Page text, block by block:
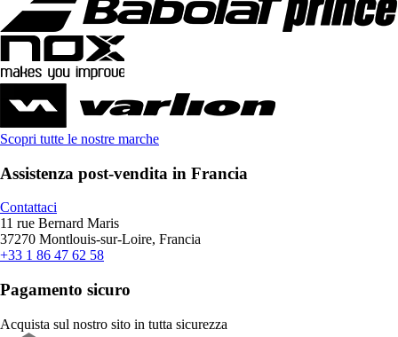
Scopri tutte le nostre marche
Assistenza post-vendita in Francia
Contattaci
11 rue Bernard Maris
37270 Montlouis-sur-Loire, Francia
+33 1 86 47 62 58
Pagamento sicuro
Acquista sul nostro sito in tutta sicurezza